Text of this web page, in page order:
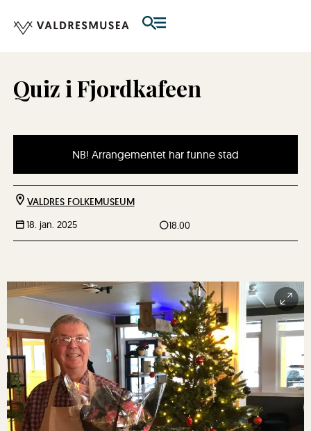
Quiz i Fjordkafeen
NB! Arrangementet har funne stad
VALDRES FOLKEMUSEUM
18. jan. 2025
18.00